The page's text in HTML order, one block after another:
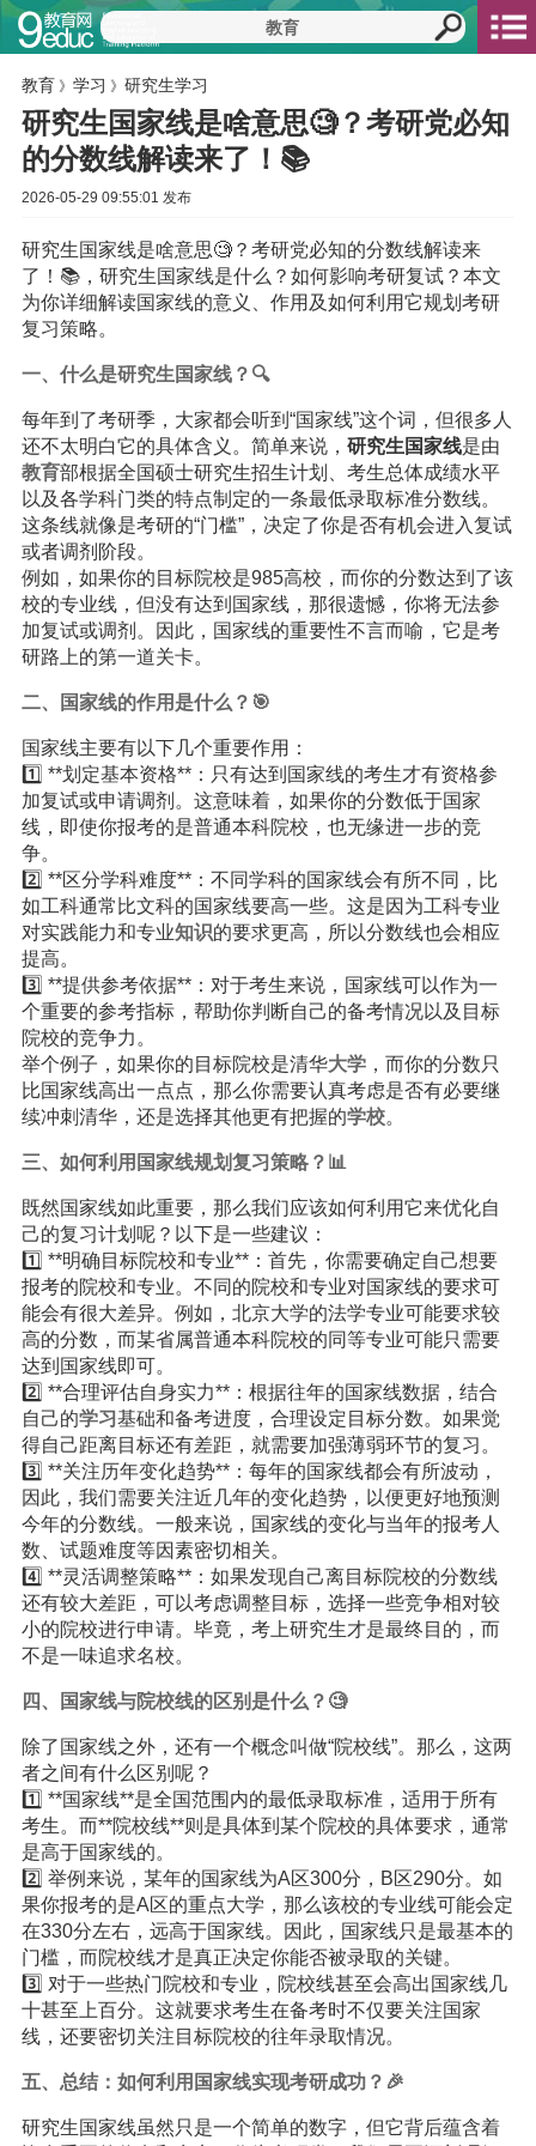
教育 》 学习 》 研究生学习
研究生国家线是啥意思🧐？考研党必知
的分数线解读来了！📚
2026-05-29 09:55:01 发布
研究生国家线是啥意思🧐？考研党必知的分数线解读来
了！📚，研究生国家线是什么？如何影响考研复试？本文
为你详细解读国家线的意义、作用及如何利用它规划考研
复习策略。
一、什么是研究生国家线？🔍
每年到了考研季，大家都会听到“国家线”这个词，但很多人
还不太明白它的具体含义。简单来说， 研究生国家线是由
教育部根据全国硕士研究生招生计划、考生总体成绩水平
以及各学科门类的特点制定的一条最低录取标准分数线。
这条线就像是考研的“门槛”，决定了你是否有机会进入复试
或者调剂阶段。
例如，如果你的目标院校是985高校，而你的分数达到了该
校的专业线，但没有达到国家线，那很遗憾，你将无法参
加复试或调剂。因此，国家线的重要性不言而喻，它是考
研路上的第一道关卡。
二、国家线的作用是什么？🎯
国家线主要有以下几个重要作用：
1️⃣ **划定基本资格**：只有达到国家线的考生才有资格参
加复试或申请调剂。这意味着，如果你的分数低于国家
线，即使你报考的是普通本科院校，也无缘进一步的竞
争。
2️⃣ **区分学科难度**：不同学科的国家线会有所不同，比
如工科通常比文科的国家线要高一些。这是因为工科专业
对实践能力和专业知识的要求更高，所以分数线也会相应
提高。
3️⃣ **提供参考依据**：对于考生来说，国家线可以作为一
个重要的参考指标，帮助你判断自己的备考情况以及目标
院校的竞争力。
举个例子，如果你的目标院校是清华大学，而你的分数只
比国家线高出一点点，那么你需要认真考虑是否有必要继
续冲刺清华，还是选择其他更有把握的学校。
三、如何利用国家线规划复习策略？📊
既然国家线如此重要，那么我们应该如何利用它来优化自
己的复习计划呢？以下是一些建议：
1️⃣ **明确目标院校和专业**：首先，你需要确定自己想要
报考的院校和专业。不同的院校和专业对国家线的要求可
能会有很大差异。例如，北京大学的法学专业可能要求较
高的分数，而某省属普通本科院校的同等专业可能只需要
达到国家线即可。
2️⃣ **合理评估自身实力**：根据往年的国家线数据，结合
自己的学习基础和备考进度，合理设定目标分数。如果觉
得自己距离目标还有差距，就需要加强薄弱环节的复习。
3️⃣ **关注历年变化趋势**：每年的国家线都会有所波动，
因此，我们需要关注近几年的变化趋势，以便更好地预测
今年的分数线。一般来说，国家线的变化与当年的报考人
数、试题难度等因素密切相关。
4️⃣ **灵活调整策略**：如果发现自己离目标院校的分数线
还有较大差距，可以考虑调整目标，选择一些竞争相对较
小的院校进行申请。毕竟，考上研究生才是最终目的，而
不是一味追求名校。
四、国家线与院校线的区别是什么？🧐
除了国家线之外，还有一个概念叫做“院校线”。那么，这两
者之间有什么区别呢？
1️⃣ **国家线**是全国范围内的最低录取标准，适用于所有
考生。而**院校线**则是具体到某个院校的具体要求，通常
是高于国家线的。
2️⃣ 举例来说，某年的国家线为A区300分，B区290分。如
果你报考的是A区的重点大学，那么该校的专业线可能会定
在330分左右，远高于国家线。因此，国家线只是最基本的
门槛，而院校线才是真正决定你能否被录取的关键。
3️⃣ 对于一些热门院校和专业，院校线甚至会高出国家线几
十甚至上百分。这就要求考生在备考时不仅要关注国家
线，还要密切关注目标院校的往年录取情况。
五、总结：如何利用国家线实现考研成功？🎉
研究生国家线虽然只是一个简单的数字，但它背后蕴含着